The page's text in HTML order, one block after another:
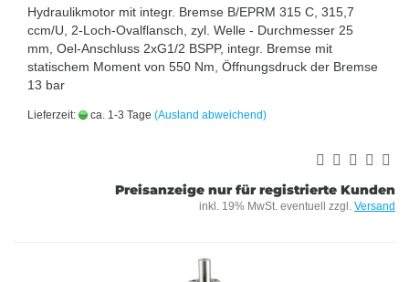
Hydraulikmotor mit integr. Bremse B/EPRM 315 C, 315,7
ccm/U, 2-Loch-Ovalflansch, zyl. Welle - Durchmesser 25
mm, Oel-Anschluss 2xG1/2 BSPP, integr. Bremse mit
statischem Moment von 550 Nm, Öffnungsdruck der Bremse
13 bar
Lieferzeit: ca. 1-3 Tage (Ausland abweichend)
Preisanzeige nur für registrierte Kunden
inkl. 19% MwSt. eventuell zzgl. Versand